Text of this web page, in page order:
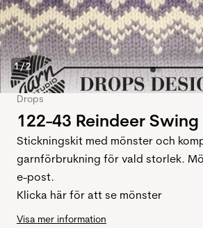
1/2
Drops
122-43 Reindeer Swing
Stickningskit med mönster och
garnförbrukning för vald storlek.
e-post.
Klicka här för att se mönster
Visa mer information